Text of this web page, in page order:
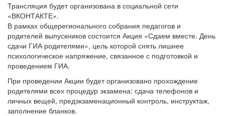
Трансляция будет организована в социальной сети
«ВКОНТАКТЕ».
В рамках общерегионального собрания педагогов и
родителей выпускников состоится Акция «Сдаем вместе. День
сдачи ГИА родителями», цель которой снять лишнее
психологическое напряжение, связанное с подготовкой и
проведением ГИА.
При проведении Акции будет организовано прохождение
родителями всех процедур экзамена: сдача телефонов и
личных вещей, предэкзаменационный контроль, инструктаж,
заполнение бланков.